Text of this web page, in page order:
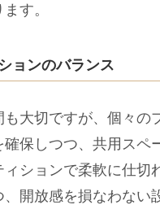
す。
ョンのバランス
大切ですが、個々の
保しつつ、共用ス
ションで柔軟に仕
開放感を損なわない